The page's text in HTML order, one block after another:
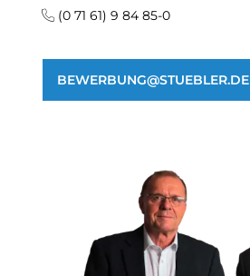
(0 71 61) 9 84 85-0
BEWERBUNG@STUEBLER.DE